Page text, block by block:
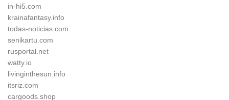
in-hi5.com
krainafantasy.info
todas-noticias.com
senikartu.com
rusportal.net
watty.io
livinginthesun.info
itsriz.com
cargoods.shop